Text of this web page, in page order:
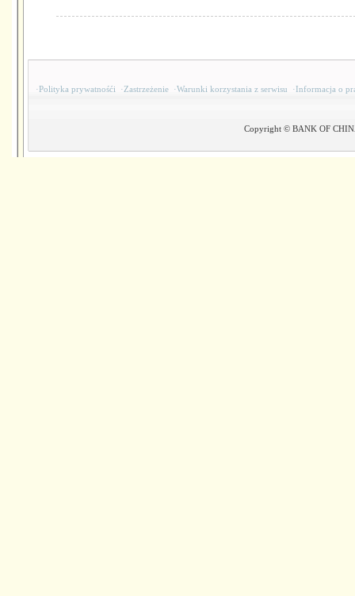
·Polityka prywatnośći ·Zastrzeżenie ·Warunki korzystania z serwisu ·Informacja o
Copyright © BANK OF